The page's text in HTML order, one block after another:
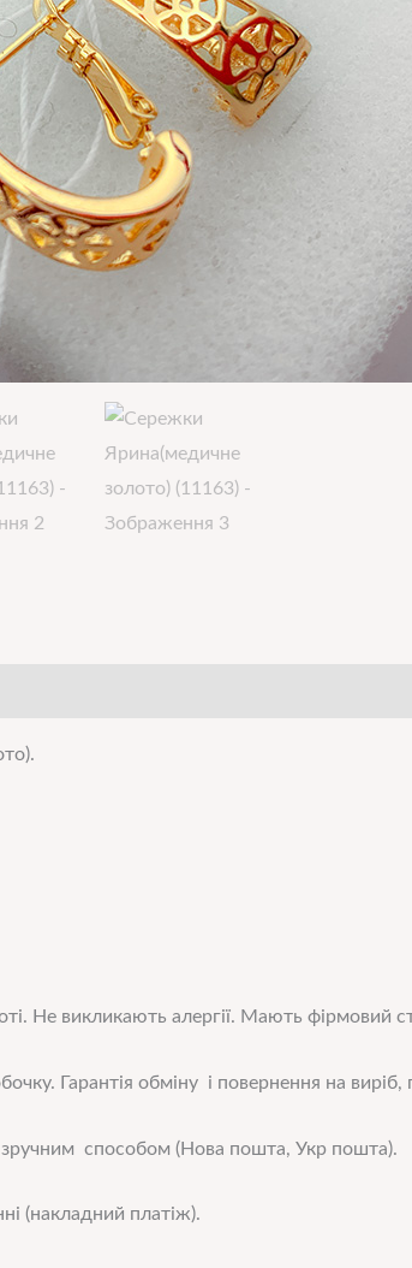
Не викликають алергії. Мають фірмовий
Гарантія обміну і повернення на
способом (Нова пошта, Укр пошта).
(накладний платіж).